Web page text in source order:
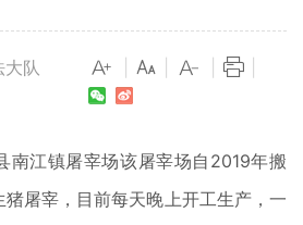
队
南江镇屠宰场该屠宰场自2019年搬
屠宰，目前每天晚上开工生产，一